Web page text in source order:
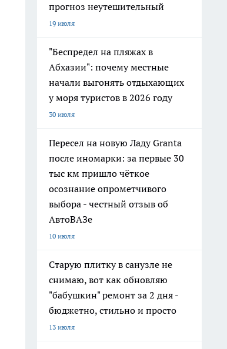
прогноз неутешительный
19 июля
"Беспредел на пляжах в
Абхазии": почему местные
начали выгонять отдыхающих
у моря туристов в 2026 году
30 июля
Пересел на новую Ладу Granta
после иномарки: за первые 30
тыс км пришло чёткое
осознание опрометчивого
выбора - честный отзыв об
АвтоВАЗе
10 июля
Старую плитку в санузле не
снимаю, вот как обновляю
"бабушкин" ремонт за 2 дня -
бюджетно, стильно и просто
13 июля